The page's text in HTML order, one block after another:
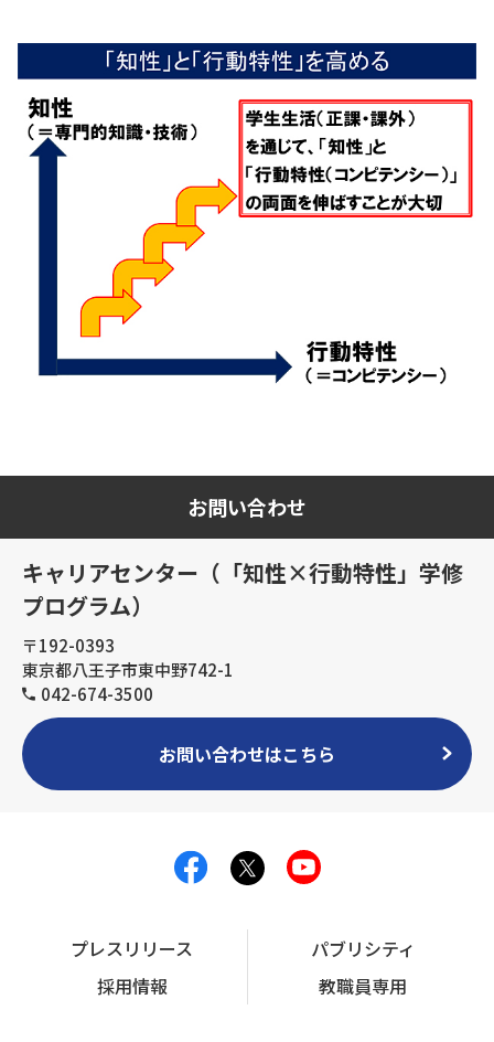
お問い合わせ
キャリアセンター（「知性×行動特性」学修
プログラム）
〒192-0393
東京都八王子市東中野742-1
042-674-3500
お問い合わせはこちら
プレスリリース
パブリシティ
採用情報
教職員専用